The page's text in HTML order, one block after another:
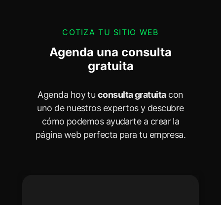
COTIZA TU SITIO WEB
Agenda una consulta
gratuita
Agenda hoy tu consulta gratuitacon
uno de nuestros expertos y descubre
cómo podemos ayudarte a crear la
página web perfecta para tu empresa.